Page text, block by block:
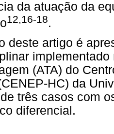
da atuação da
12,16-18.
deste artigo é
(ATA) do
HC) da
três casos com
diferencial.